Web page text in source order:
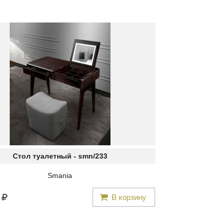
Стол туалетный - smn/233
Smania
В корзину